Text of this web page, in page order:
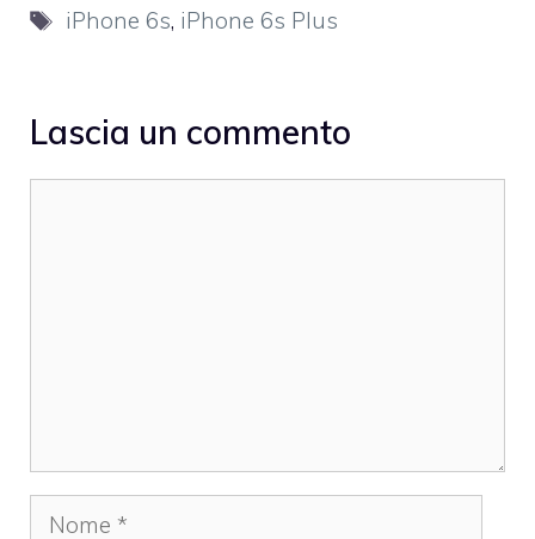
Tag
iPhone 6s, iPhone 6s Plus
Lascia un commento
Nome